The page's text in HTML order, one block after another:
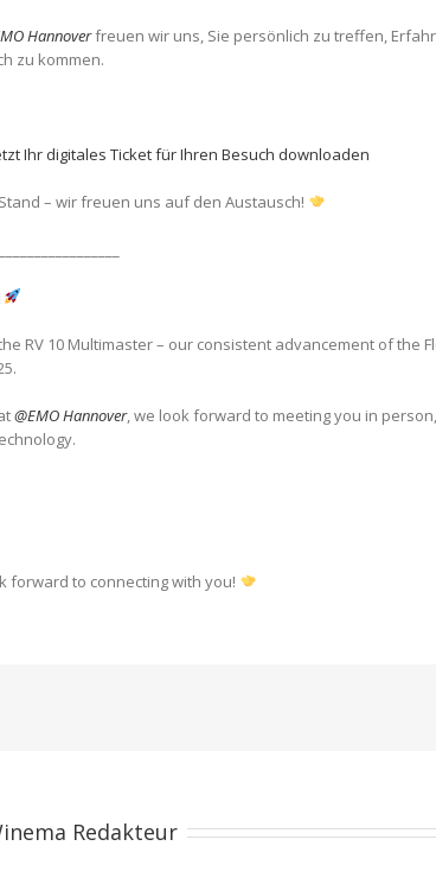
Hannoverfreuen wir uns, Sie persönlich zu treffen,
zu kommen.
Ihr digitales Ticket für Ihren Besuch downloaden
– wir freuen uns auf den Austausch!
RV 10 Multimaster – our consistent advancement of the
@EMO Hannover, we look forward to meeting you in
forward to connecting with you!
Redakteur